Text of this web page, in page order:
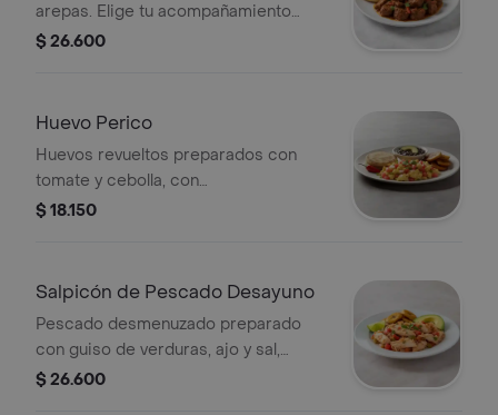
arepas. Elige tu acompañamiento
adicional.
$ 26.600
Huevo Perico
Huevos revueltos preparados con
tomate y cebolla, con
acompañamiento a elección.
$ 18.150
Salpicón de Pescado Desayuno
Pescado desmenuzado preparado
con guiso de verduras, ajo y sal,
acompañado de guarnición a
$ 26.600